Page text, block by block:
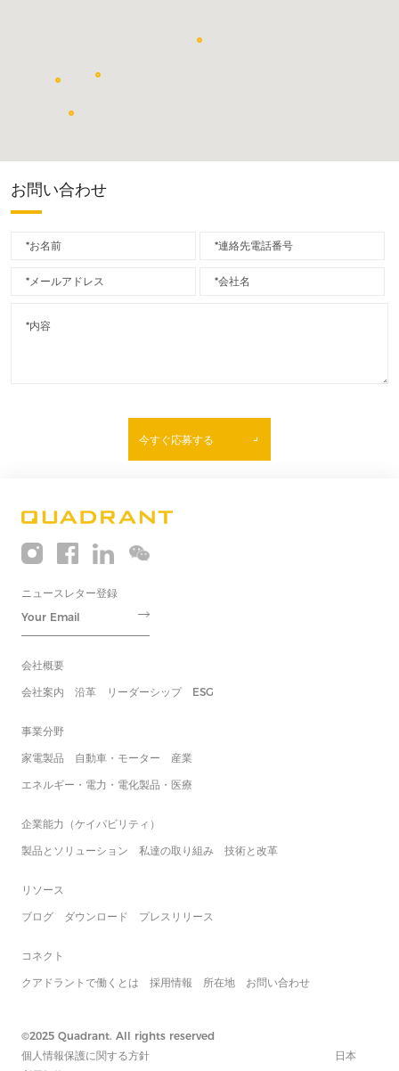
Changde Facility, China
お問い合わせ
今すぐ応募する
ニュースレター登録
会社概要
会社案内
沿革 リーダーシップ ESG
事業分野
家電製品
自動車・モーター
産業
エネルギー・電力・電化製品・医療
企業能力（ケイパビリティ）
製品とソリューション
私達の取り組み 技術と改革
リソース
ブログ
ダウンロード プレスリリース
コネクト
クアドラントで働くとは
採用情報 所在地 お問い合わせ
©2025 Quadrant. All rights reserved
個人情報保護に関する方針
日本